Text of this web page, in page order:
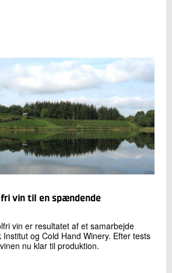
vin til en spændende
vin er resultatet af et samarbejde
Institut og Cold Hand Winery. Efter tests
nu klar til produktion.